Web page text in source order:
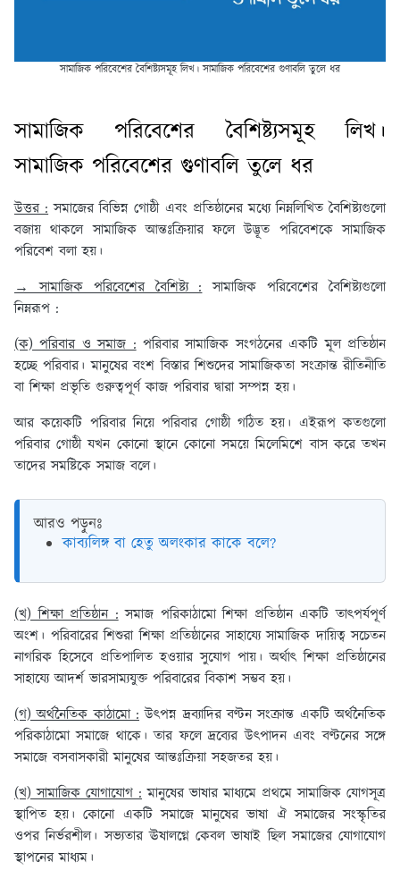
সামাজিক পরিবেশের বৈশিষ্ট্যসমূহ লিখ। সামাজিক পরিবেশের গুণাবলি তুলে ধর
সামাজিক পরিবেশের বৈশিষ্ট্যসমূহ লিখ।
সামাজিক পরিবেশের গুণাবলি তুলে ধর
উত্তর :সমাজের বিভিন্ন গোষ্ঠী এবং প্রতিষ্ঠানের মধ্যে নিম্নলিখিত বৈশিষ্ট্যগুলো
বজায় থাকলে সামাজিক আন্তঃক্রিয়ার ফলে উদ্ভূত পরিবেশকে সামাজিক
পরিবেশ বলা হয়।
→ সামাজিক পরিবেশের বৈশিষ্ট্য :সামাজিক পরিবেশের বৈশিষ্ট্যগুলো
নিম্নরূপ :
(ক) পরিবার ও সমাজ :পরিবার সামাজিক সংগঠনের একটি মূল প্রতিষ্ঠান
হচ্ছে পরিবার। মানুষের বংশ বিস্তার শিশুদের সামাজিকতা সংক্রান্ত রীতিনীতি
বা শিক্ষা প্রভৃতি গুরুত্বপূর্ণ কাজ পরিবার দ্বারা সম্পন্ন হয়।
আর কয়েকটি পরিবার নিয়ে পরিবার গোষ্ঠী গঠিত হয়। এইরূপ কতগুলো
পরিবার গোষ্ঠী যখন কোনো স্থানে কোনো সময়ে মিলেমিশে বাস করে তখন
তাদের সমষ্টিকে সমাজ বলে।
আরও পড়ুনঃ
কাব্যলিঙ্গ বা হেতু অলংকার কাকে বলে?
(খ) শিক্ষা প্রতিষ্ঠান :সমাজ পরিকাঠামো শিক্ষা প্রতিষ্ঠান একটি তাৎপর্যপূর্ণ
অংশ। পরিবারের শিশুরা শিক্ষা প্রতিষ্ঠানের সাহায্যে সামাজিক দায়িত্ব সচেতন
নাগরিক হিসেবে প্রতিপালিত হওয়ার সুযোগ পায়। অর্থাৎ শিক্ষা প্রতিষ্ঠানের
সাহায্যে আদর্শ ভারসাম্যযুক্ত পরিবারের বিকাশ সম্ভব হয়।
(গ) অর্থনৈতিক কাঠামো : উৎপন্ন দ্রব্যাদির বণ্টন সংক্রান্ত একটি অর্থনৈতিক
পরিকাঠামো সমাজে থাকে। তার ফলে দ্রব্যের উৎপাদন এবং বণ্টনের সঙ্গে
সমাজে বসবাসকারী মানুষের আন্তঃক্রিয়া সহজতর হয়।
(খ) সামাজিক যোগাযোগ : মানুষের ভাষার মাধ্যমে প্রথমে সামাজিক যোগসূত্র
স্থাপিত হয়। কোনো একটি সমাজে মানুষের ভাষা ঐ সমাজের সংস্কৃতির
ওপর নির্ভরশীল। সভ্যতার ঊষালগ্নে কেবল ভাষাই ছিল সমাজের যোগাযোগ
স্থাপনের মাধ্যম।